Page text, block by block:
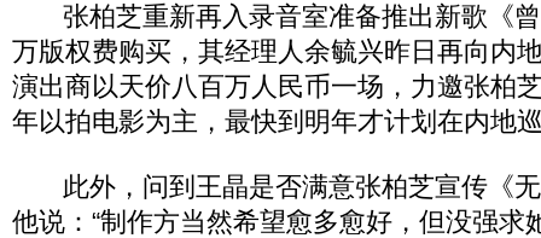
张柏芝重新再入录音室准备推出新歌《曾
万版权费购买，其经理人余毓兴昨日再向内
演出商以天价八百万人民币一场，力邀张柏
年以拍电影为主，最快到明年才计划在内地
此外，问到王晶是否满意张柏芝宣传《无
他说：“制作方当然希望愈多愈好，但没强求